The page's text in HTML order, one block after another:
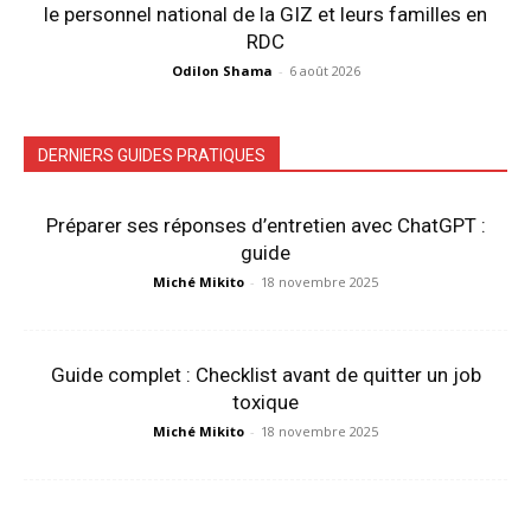
le personnel national de la GIZ et leurs familles en
RDC
Odilon Shama - 6 août 2026
DERNIERS GUIDES PRATIQUES
Préparer ses réponses d’entretien avec ChatGPT :
guide
Miché Mikito - 18 novembre 2025
Guide complet : Checklist avant de quitter un job
toxique
Miché Mikito - 18 novembre 2025